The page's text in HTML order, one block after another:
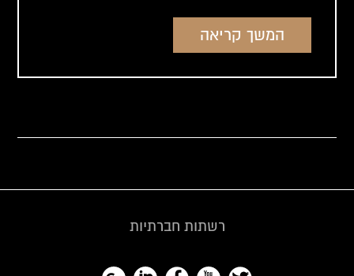
המשך קריאה
רשתות חברתיות